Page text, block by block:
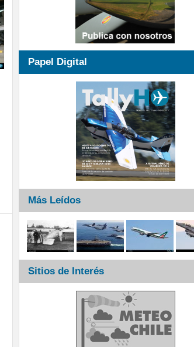
Papel Digital
Más Leídos
Sitios de Interés